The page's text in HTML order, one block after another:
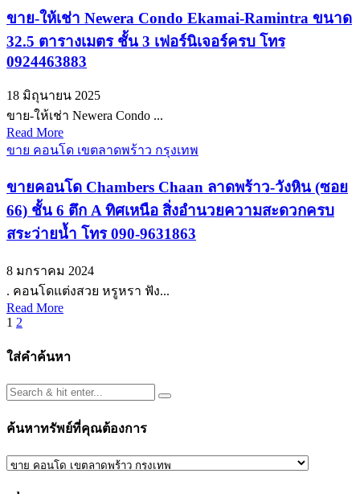
ขาย-ให้เช่า Newera Condo Ekamai-Ramintra ขนาด
32.5 ตารางเมตร ชั้น 3 เฟอร์นิเจอร์ครบ โทร
0924463883
18 มิถุนายน 2025
ขาย-ให้เช่า Newera Condo ...
Read More
ขาย คอนโด เขตลาดพร้าว กรุงเทพ
ขายคอนโด Chambers Chaan ลาดพร้าว-วังหิน (ซอย
66) ชั้น 6 ตึก A ทิศเหนือ สิ่งอำนวยความสะดวกครบ
สระว่ายน้ำ โทร 090-9631863
8 มกราคม 2024
. คอนโดแต่งสวย หรูหรา ฟัง...
Read More
Posts
pagination
1 2
ใส่คำค้นหา
ค้นหาทรัพย์ที่คุณต้องการ
ค้นหา